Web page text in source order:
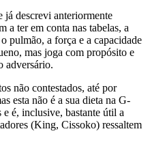
já descrevi anteriormente
a ter em conta nas tabelas, a
pulmão, a força e a capacidade
mas joga com propósito e
adversário.
não contestados, até por
esta não é a sua dieta na G-
é, inclusive, bastante útil a
(King, Cissoko) ressaltem